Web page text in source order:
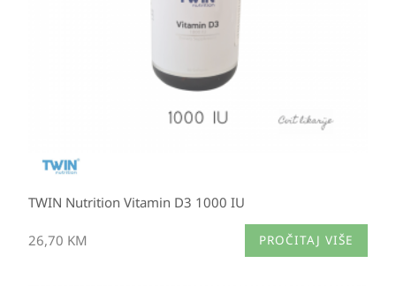
TWIN Nutrition Vitamin D3 1000 IU
26,70 KM PROČITAJ VIŠE